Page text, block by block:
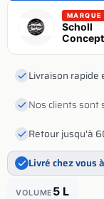
MARQUE
Scholl
Livraison rapide
Nos clients sont
Retour jusqu'à
Livré chez vous
VOLUME 5 L